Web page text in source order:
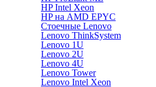
HP Intel Xeon
HP на AMD EPYC
Стоечные Lenovo
Lenovo ThinkSystem
Lenovo 1U
Lenovo 2U
Lenovo 4U
Lenovo Tower
Lenovo Intel Xeon